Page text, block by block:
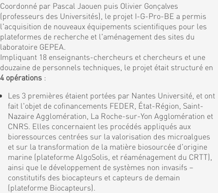
Coordonné par Pascal Jaouen puis Olivier Gonçalves
(professeurs des Universités), le projet I-G-Pro-BE a permis
l'acquisition de nouveaux équipements scientifiques pour les
plateformes de recherche et l'aménagement des sites du
laboratoire GEPEA.
Impliquant 18 enseignants-chercheurs et chercheurs et une
douzaine de personnels techniques, le projet était structuré en
4 opérations :
Les 3 premières étaient portées par Nantes Université, et ont
fait l'objet de cofinancements FEDER, État-Région, Saint-
Nazaire Agglomération, La Roche-sur-Yon Agglomération et
CNRS. Elles concernaient les procédés appliqués aux
bioressources centrées sur la valorisation des microalgues
et sur la transformation de la matière biosourcée d'origine
marine (plateforme AlgoSolis, et réaménagement du CRTT),
ainsi que le développement de systèmes non invasifs –
constitutifs des biocapteurs et capteurs de demain
(plateforme Biocapteurs).